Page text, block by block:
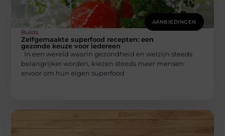
AANBIEDINGEN
Builds
Zelfgemaakte superfood recepten: een
gezonde keuze voor iedereen
In een wereld waarin gezondheid en welzijn steeds
belangrijker worden, kiezen steeds meer mensen
ervoor om hun eigen superfood